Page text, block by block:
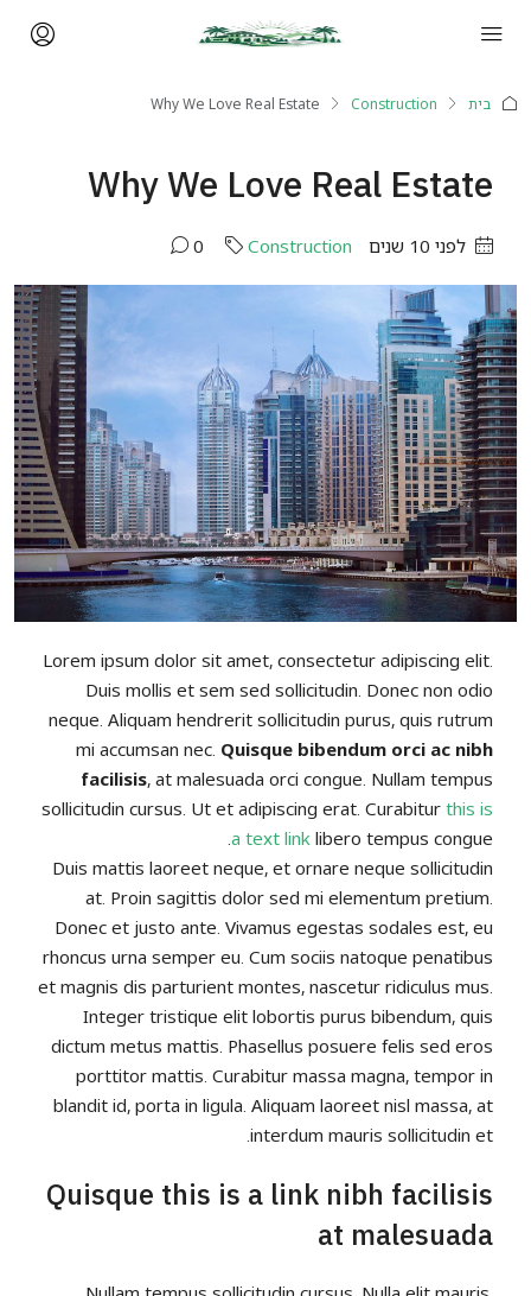
בית Construction
Why We Love Real Estate
Why We Love Real Estate
לפני 10 שנים Construction
0
Lorem ipsum dolor sit amet, consectetur adipiscing elit.
Duis mollis et sem sed sollicitudin. Donec non odio
neque. Aliquam hendrerit sollicitudin purus, quis rutrum
mi accumsan nec. Quisque bibendum orci ac nibh
facilisis, at malesuada orci congue. Nullam tempus
sollicitudin cursus. Ut et adipiscing erat. Curabitur this is
a text link libero tempus congue.
Duis mattis laoreet neque, et ornare neque sollicitudin
at. Proin sagittis dolor sed mi elementum pretium.
Donec et justo ante. Vivamus egestas sodales est, eu
rhoncus urna semper eu. Cum sociis natoque penatibus
et magnis dis parturient montes, nascetur ridiculus mus.
Integer tristique elit lobortis purus bibendum, quis
dictum metus mattis. Phasellus posuere felis sed eros
porttitor mattis. Curabitur massa magna, tempor in
blandit id, porta in ligula. Aliquam laoreet nisl massa, at
interdum mauris sollicitudin et.
Quisque this is a link nibh facilisis
at malesuada